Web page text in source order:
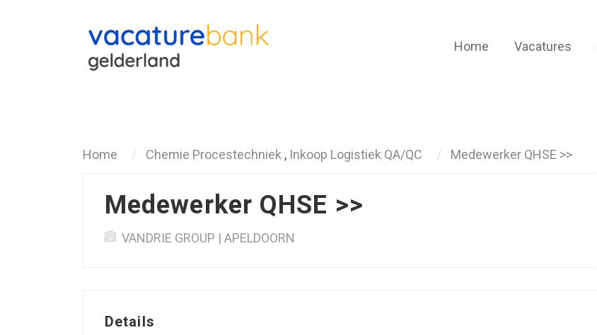
Home Vacatures
Home Chemie Procestechniek , Inkoop Logistiek QA/QC Medewerker QHSE >>
Medewerker QHSE >>
VANDRIE GROUP | APELDOORN
Details